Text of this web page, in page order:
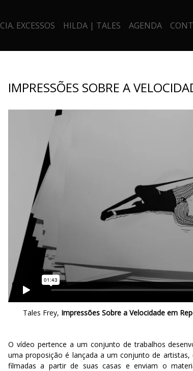
CIA. EXCESSOS HILDA | TALES AGENDA
IMPRESSÕES SOBRE A
Tales Frey, Impressões Sobre a Velocidade em
O vídeo pertence a um conjunto de trabalhos
uma proposição é lançada a um conjunto de
filmadas a partir de suas casas e enviam o